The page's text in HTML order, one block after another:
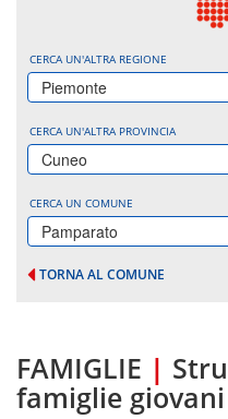
CERCA UN'ALTRA REGIONE
Piemonte
CERCA UN'ALTRA PROVINCIA
Cuneo
CERCA UN COMUNE
Pamparato
TORNA AL COMUNE
FAMIGLIE |
famiglie giovani